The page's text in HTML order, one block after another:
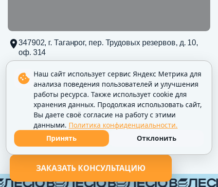
347902, г. Таганрог, пер. Трудовых резервов, д. 10,
оф. 314
347902, г. Таганрог, пер. Трудовых резервов, д. 10, оф. 314, ИНН
6154144412
Политика конфиденциальности
ЗАКАЗАТЬ КОНСУЛЬТАЦИЮ
Наш сайт использует сервис Яндекс Метрика для
анализа поведения пользователей и улучшения
работы ресурса. Также использует cookie для
хранения данных. Продолжая использовать сайт,
Вы даете своё согласие на работу с этими
данными. Политика конфиденциальности.
Принять
Отклонить